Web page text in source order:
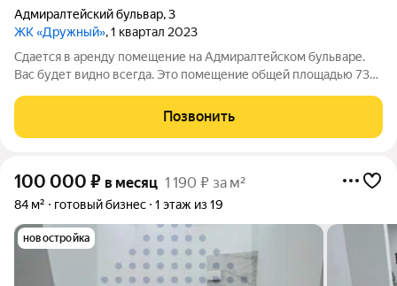
Адмиралтейский бульвар,3
ЖК «Дружный», 1 квартал 2023
Сдается в аренду помещение на Адмиралтейском бульваре.
Вас будет видно всегда. Это помещение общей площадью 73
тех, кто ищет пространство с возможностью свободной
адаптации под различные
Позвонить
100 000 ₽ в месяц 1 190 ₽ за м²
84 м² готовый бизнес 1 этаж из 19
новостройка